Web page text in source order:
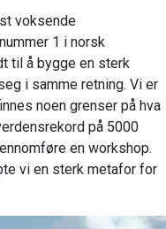
voksende
1 i norsk
til å bygge en sterk
i samme retning. Vi er
noen grenser på hva
på 5000
en workshop.
vi en sterk metafor for